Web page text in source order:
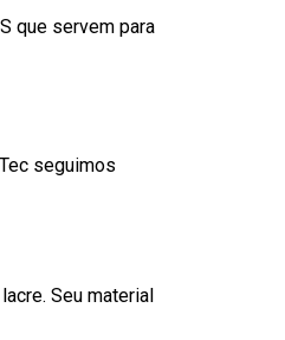
que servem para
seguimos
Seu material